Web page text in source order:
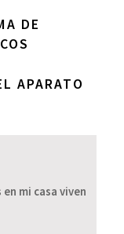
DE
APARATO
mi casa viven